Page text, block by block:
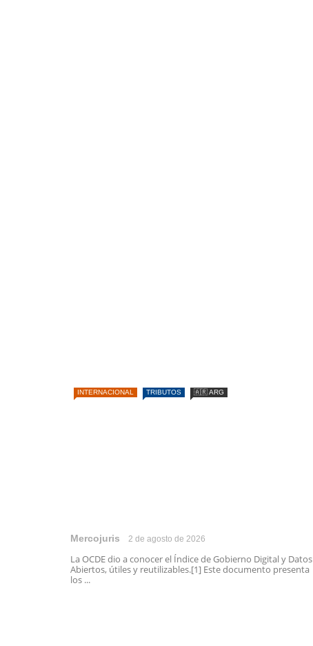
INTERNACIONAL TRIBUTOS 🇦🇷 ARG
Mercojuris 2 de agosto de 2026
La OCDE dio a conocer el Índice de Gobierno Digital y Datos
Abiertos, útiles y reutilizables.[1] Este documento presenta
los ...